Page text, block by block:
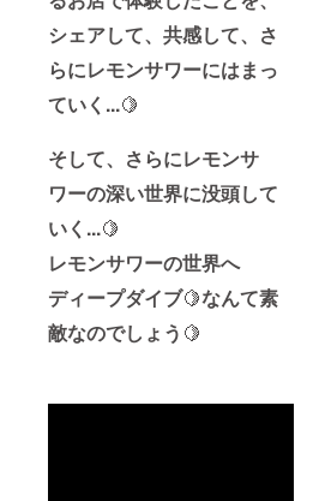
シェアして、共感して、さ
らにレモンサワーにはまっ
ていく...🍋
そして、さらにレモンサ
ワーの深い世界に没頭して
いく...🍋
レモンサワーの世界へ
ディープダイブ🍋なんて素
敵なのでしょう 🍋